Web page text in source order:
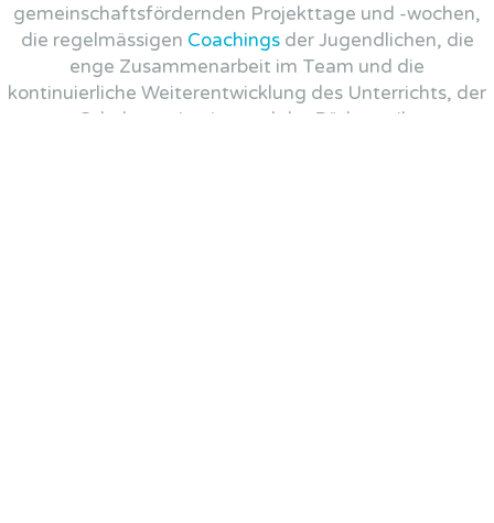
gemeinschaftsfördernden Projekttage und -wochen,
die regelmässigen Coachingsder Jugendlichen, die
enge Zusammenarbeit im Team und die
kontinuierliche Weiterentwicklung des Unterrichts, der
Schulorganisation und der Pädagogik.